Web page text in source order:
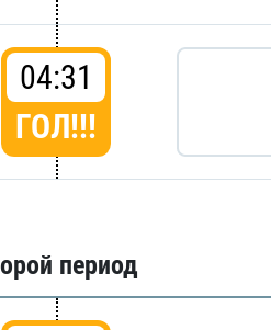
04:31
ГОЛ!!!
период